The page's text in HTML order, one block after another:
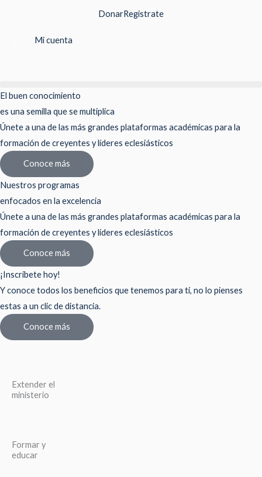
contenido
DonarRegistrate
Mi cuenta
El buen conocimiento
es una semilla que se multiplica
Únete a una de las más grandes plataformas académicas para la
formación de creyentes y líderes eclesiásticos
Conoce más
Nuestros programas
enfocados en la excelencia
Únete a una de las más grandes plataformas académicas para la
formación de creyentes y líderes eclesiásticos
Conoce más
¡Inscríbete hoy!
Y conoce todos los beneficios que tenemos para ti, no lo pienses
estas a un clic de distancia.
Conoce más
Extender el
ministerio
Formar y
educar